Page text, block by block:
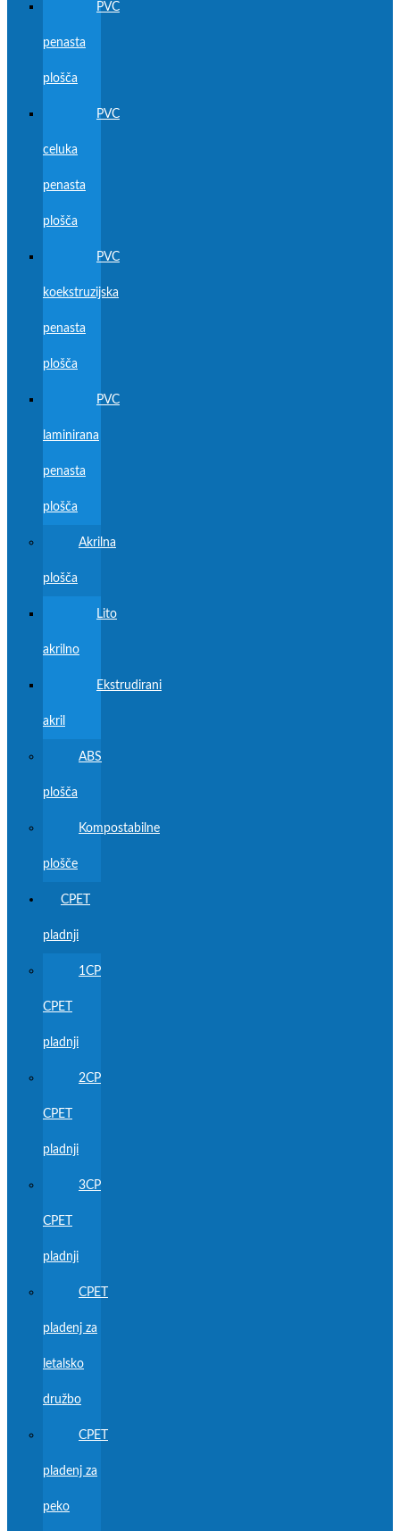
PVC
penasta
plošča
PVC
celuka
penasta
plošča
PVC
koekstruzijska
penasta
plošča
PVC
laminirana
penasta
plošča
Akrilna
plošča
Lito
akrilno
Ekstrudirani
akril
ABS
plošča
Kompostabilne
plošče
CPET
pladnji
1CP
CPET
pladnji
2CP
CPET
pladnji
3CP
CPET
pladnji
CPET
pladenj za
letalsko
družbo
CPET
pladenj za
peko